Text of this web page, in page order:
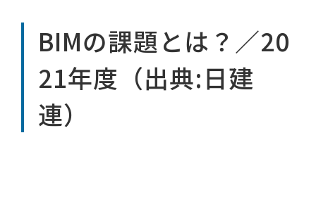
BIMの課題とは？／20
21年度（出典:日建
連）